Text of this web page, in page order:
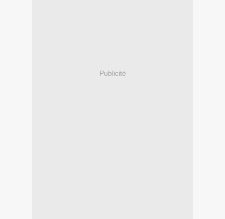
Publicité